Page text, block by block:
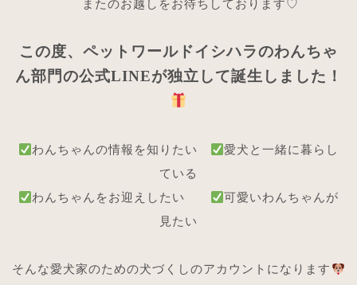
またのお越しをお待ちしております♡
この度、ペットワールドイシハラのわんちゃ
ん部門の公式LINEが独立して誕生しました！
わんちゃんの情報を知りたい
愛犬と一緒に暮らし
ている
わんちゃんをお迎えしたい
可愛いわんちゃんが
見たい
そんな愛犬家のための犬づくしのアカウントになります